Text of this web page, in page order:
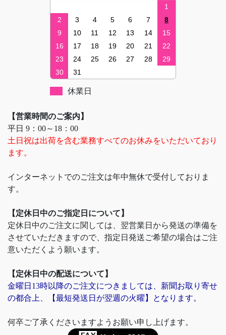
1
2
3 4 5 6 7
8
9
10 11 12 13 14
15
16
17 18 19 20 21
22
23
24 25 26 27 28
29
30
31
休業日
【営業時間のご案内】
平日 9：00～18：00
土日祝は出荷を含む業務すべてのお休みをいただいており
ます。
インターネットでのご注文は年中無休で受付しておりま
す。
【定休日中のご指定日について】
定休日中のご注文に関しては、翌営業日から発送の準備を
させていただきますので、指定日発送ご希望の場合はご注
意いただくよう願います。
【定休日中の配送について】
金曜日13時以降のご注文につきましては、新聞お取り寄せ
の都合上、【最短発送日が翌週の火曜】となります。
何卒ご了承くださいますようお願い申し上げます。